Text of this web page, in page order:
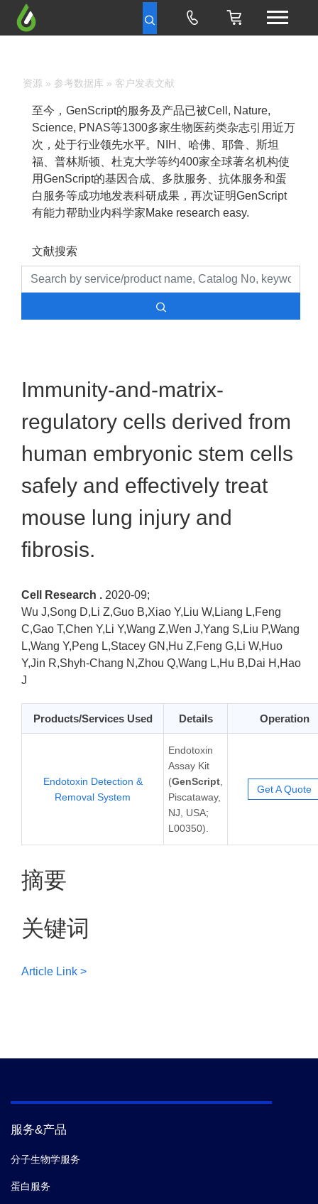
资源 » 参考数据库 » 客户发表文献
至今，GenScript的服务及产品已被Cell, Nature,
Science, PNAS等1300多家生物医药类杂志引用近万
次，处于行业领先水平。NIH、哈佛、耶鲁、斯坦
福、普林斯顿、杜克大学等约400家全球著名机构使
用GenScript的基因合成、多肽服务、抗体服务和蛋
白服务等成功地发表科研成果，再次证明GenScript
有能力帮助业内科学家Make research easy.
文献搜索
Immunity-and-matrix-
regulatory cells derived from
human embryonic stem cells
safely and effectively treat
mouse lung injury and
fibrosis.
Cell Research . 2020-09;
Wu J,Song D,Li Z,Guo B,Xiao Y,Liu W,Liang L,Feng
C,Gao T,Chen Y,Li Y,Wang Z,Wen J,Yang S,Liu P,Wang
L,Wang Y,Peng L,Stacey GN,Hu Z,Feng G,Li W,Huo
Y,Jin R,Shyh-Chang N,Zhou Q,Wang L,Hu B,Dai H,Hao
J
Products/Services Used Details Operation
Endotoxin Detection &
Removal System
Endotoxin
Assay Kit
(GenScript
Piscataway,
NJ, USA;
L00350).
Get A Quote
摘要
关键词
Article Link >
服务&产品
分子生物学服务
蛋白服务